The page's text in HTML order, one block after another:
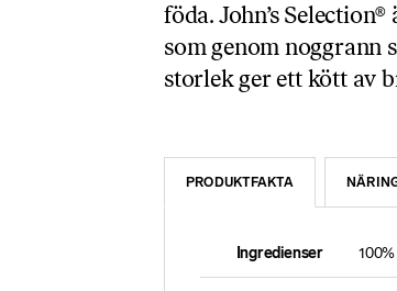
föda. John’s
som genom
storlek ger ett kött av
PRODUKTFAKTA
Ingredienser